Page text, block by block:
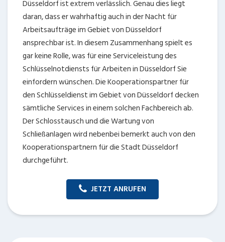
Düsseldorf ist extrem verlässlich. Genau dies liegt
daran, dass er wahrhaftig auch in der Nacht für
Arbeitsaufträge im Gebiet von Düsseldorf
ansprechbar ist. In diesem Zusammenhang spielt es
gar keine Rolle, was für eine Serviceleistung des
Schlüsselnotdiensts für Arbeiten in Düsseldorf Sie
einfordern wünschen. Die Kooperationspartner für
den Schlüsseldienst im Gebiet von Düsseldorf decken
sämtliche Services in einem solchen Fachbereich ab.
Der Schlosstausch und die Wartung von
Schließanlagen wird nebenbei bemerkt auch von den
Kooperationspartnern für die Stadt Düsseldorf
durchgeführt.
JETZT ANRUFEN